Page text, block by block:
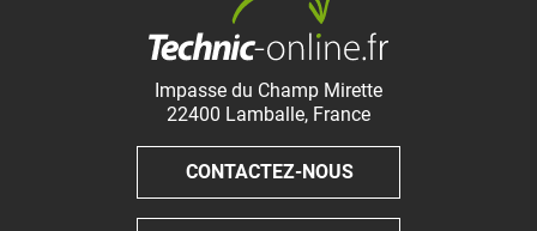
Impasse du Champ Mirette
22400 Lamballe, France
CONTACTEZ-NOUS